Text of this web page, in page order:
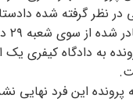
در نظر گرفته شده
به دادگاه کیفری یک
پرونده این فرد نهایی